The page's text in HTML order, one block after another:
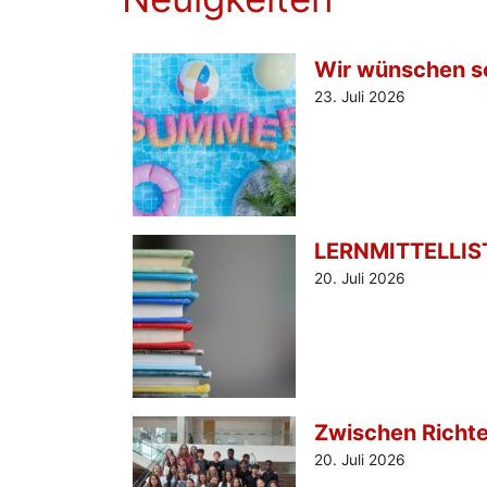
Wir wünschen
23. Juli 2026
20. Juli 2026
Zwischen
20. Juli 2026